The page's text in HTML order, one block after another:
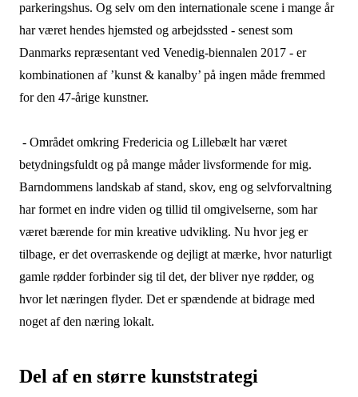
parkeringshus. Og selv om den internationale scene i mange år
har været hendes hjemsted og arbejdssted - senest som
Danmarks repræsentant ved Venedig-biennalen 2017 - er
kombinationen af ’kunst & kanalby’ på ingen måde fremmed
for den 47-årige kunstner.
- Området omkring Fredericia og Lillebælt har været
betydningsfuldt og på mange måder livsformende for mig.
Barndommens landskab af stand, skov, eng og selvforvaltning
har formet en indre viden og tillid til omgivelserne, som har
været bærende for min kreative udvikling. Nu hvor jeg er
tilbage, er det overraskende og dejligt at mærke, hvor naturligt
gamle rødder forbinder sig til det, der bliver nye rødder, og
hvor let næringen flyder. Det er spændende at bidrage med
noget af den næring lokalt.
Del af en større kunststrategi